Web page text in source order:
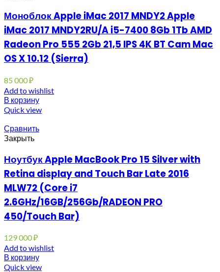
Моноблок Apple iMac 2017 MNDY2 Apple
iMac 2017 MNDY2RU/A i5-7400 8Gb 1Tb AMD
Radeon Pro 555 2Gb 21,5 IPS 4K BT Cam Mac
OS X 10.12 (Sierra)
85 000₽
Add to wishlist
В корзину
Quick view
Сравнить
Закрыть
Ноутбук Apple MacBook Pro 15 Silver with
Retina display and Touch Bar Late 2016
MLW72 (Core i7
2.6GHz/16GB/256Gb/RADEON PRO
450/Touch Bar)
129 000₽
Add to wishlist
В корзину
Quick view